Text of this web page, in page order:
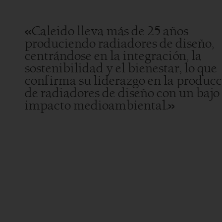
«Caleido lleva más de 25 años
produciendo radiadores de diseño,
centrándose en la integración, la
sostenibilidad y el bienestar, lo que
confirma su liderazgo en la
de radiadores de diseño con un bajo
impacto medioambiental.»